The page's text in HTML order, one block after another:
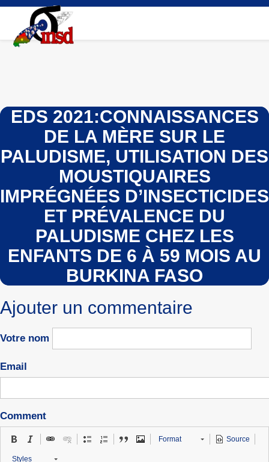
Aller
contenu
principal
EDS 2021:CONNAISSANCES
DE LA MÈRE SUR LE
PALUDISME, UTILISATION DES
MOUSTIQUAIRES
IMPRÉGNÉES D’INSECTICIDES
ET PRÉVALENCE DU
PALUDISME CHEZ LES
ENFANTS DE 6 À 59 MOIS AU
BURKINA FASO
Ajouter un commentaire
Votre nom
Email
Comment
Format Source
Styles